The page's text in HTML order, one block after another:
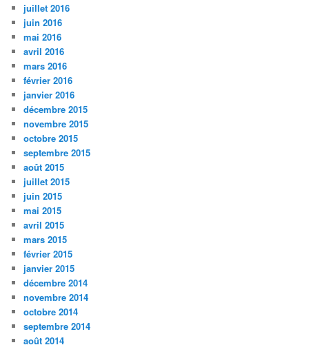
juillet 2016
juin 2016
mai 2016
avril 2016
mars 2016
février 2016
janvier 2016
décembre 2015
novembre 2015
octobre 2015
septembre 2015
août 2015
juillet 2015
juin 2015
mai 2015
avril 2015
mars 2015
février 2015
janvier 2015
décembre 2014
novembre 2014
octobre 2014
septembre 2014
août 2014